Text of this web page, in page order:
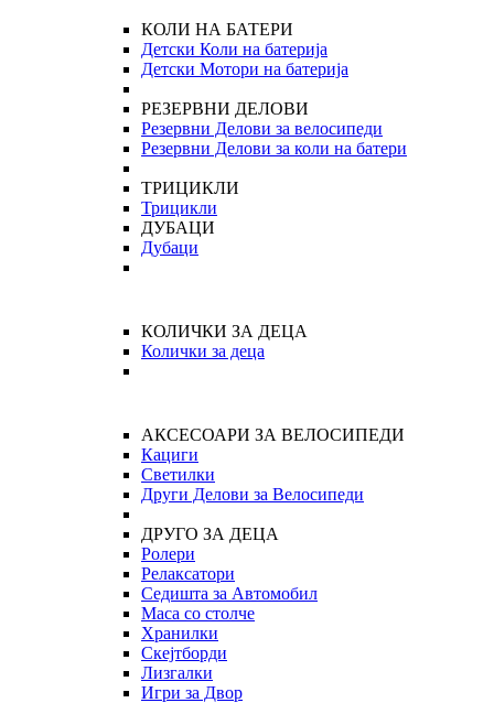
КОЛИ НА БАТЕРИ
Детски Коли на батерија
Детски Мотори на батерија
РЕЗЕРВНИ ДЕЛОВИ
Резервни Делови за велосипеди
Резервни Делови за коли на батери
ТРИЦИКЛИ
Трицикли
ДУБАЦИ
Дубаци
КОЛИЧКИ ЗА ДЕЦА
Колички за деца
АКСЕСОАРИ ЗА ВЕЛОСИПЕДИ
Кациги
Светилки
Други Делови за Велосипеди
ДРУГО ЗА ДЕЦА
Ролери
Релаксатори
Седишта за Автомобил
Маса со столче
Хранилки
Скејтборди
Лизгалки
Игри за Двор